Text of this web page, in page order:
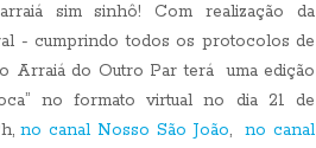
sim sinhô! Com realização da
- cumprindo todos os protocolos de
Arraiá do Outro Par terá
uma edição
no formato virtual no dia 21 de
no canal Nosso São João,
no canal